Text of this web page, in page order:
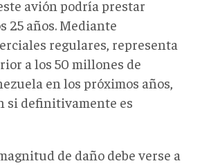
este avión podría prestar
25 años. Mediante
regulares, representa
a los 50 millones de
en los próximos años,
si definitivamente es
de daño debe verse a